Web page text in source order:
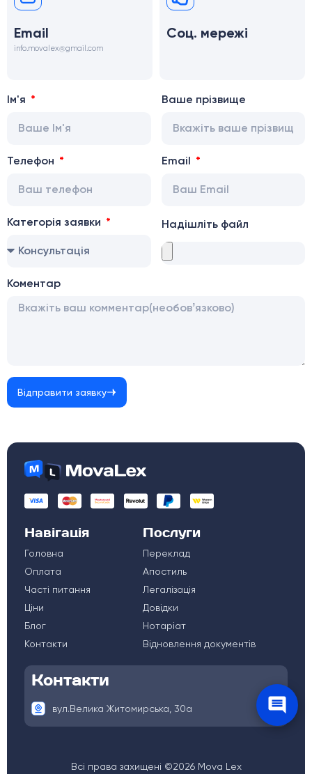
Email
info.movalex@gmail.com
Соц. мережі
Ім'я Ваше прізвище
Телефон Email
Категорія заявки Надішліть файл
Коментар
Відправити заявку
Навігація
Головна
Оплата
Часті питання
Ціни
Блог
Контакти
Послуги
Переклад
Апостиль
Легалізація
Довідки
Нотаріат
Відновлення документів
Контакти
вул.Велика Житомирська, 30а
Всі права захищені ©2026 Mova Lex